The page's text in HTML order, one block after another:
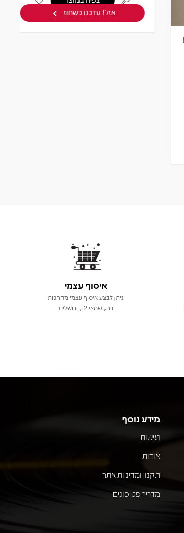
›
איסוף עצמי
ניתן לבצע איסוף עצמי מהחנות
רח, שמאי 12, ירושלים
מידע נוסף
נגישות
אודות
תקנון ומדיניות אתר
מדריך פטיפונים